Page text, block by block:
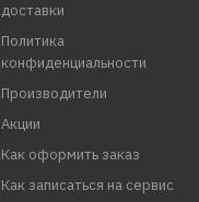
доставки
Политика
конфиденциальности
Производители
Акции
Как оформить заказ
Как записаться на сервис